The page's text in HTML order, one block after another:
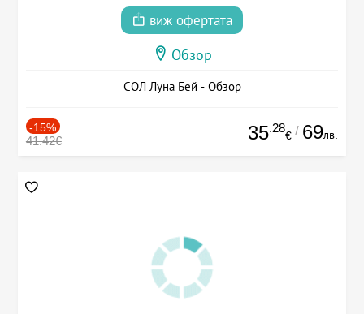
виж офертата
Обзор
СОЛ Луна Бей - Обзор
-15%
41.42€ 35.28
€ / 69лв.